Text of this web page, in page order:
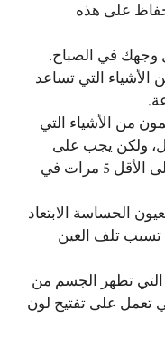
على هذه
وجهك في الصباح.
الأشياء التي تساعد
من الأشياء التي
ولكن يجب على
الشخص الالتزام بتطبيقه على الأقل 5 مرات في
الحساسة الابتعاد
تسبب تلف العين
التي تطهر الجسم من
تعمل على تفتيح لون